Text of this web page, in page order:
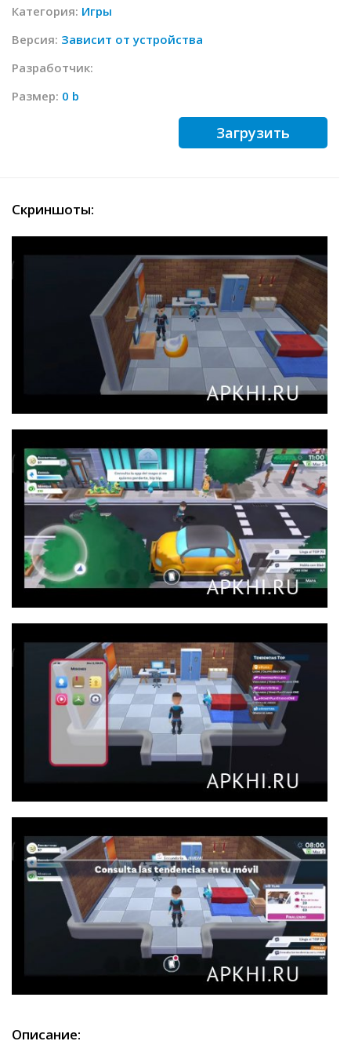
Категория: Игры
Версия: Зависит от устройства
Разработчик:
Размер: 0 b
Загрузить
Скриншоты:
Описание: